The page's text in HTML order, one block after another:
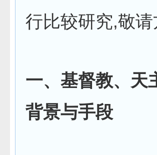
行比较研究,敬
一、基督教、天
背景与手段